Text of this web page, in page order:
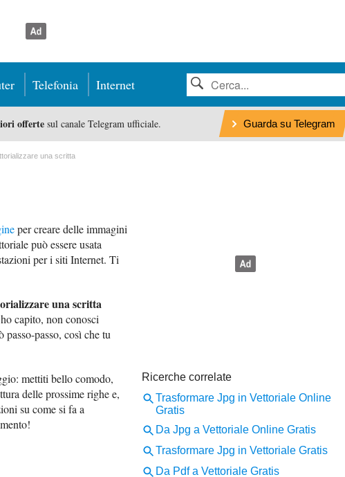
Telefonia Internet
offertesul canale Telegram ufficiale. Guarda su Telegram
una scritta
per creare delle immagini
può essere usata
per i siti Internet. Ti
una scritta
capito, non conosci
passo, così che tu
mettiti bello comodo,
delle prossime righe e,
su come si fa a